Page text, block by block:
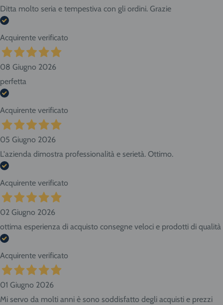
Ditta molto seria e tempestiva con gli ordini. Grazie
Acquirente verificato
08 Giugno 2026
perfetta
Acquirente verificato
05 Giugno 2026
L'azienda dimostra professionalità e serietà. Ottimo.
Acquirente verificato
02 Giugno 2026
ottima esperienza di acquisto consegne veloci e prodotti di qualità
Acquirente verificato
01 Giugno 2026
Mi servo da molti anni è sono soddisfatto degli acquisti e prezzi